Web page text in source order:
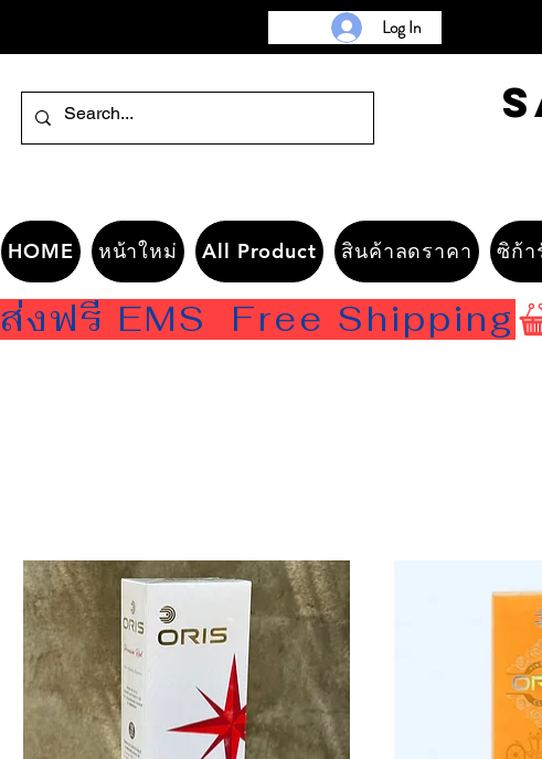
Log In
HOME หน้าใหม่ All Product สินค้าลดราคา ซิก้า
ส่งฟรี EMS  Free Shipping